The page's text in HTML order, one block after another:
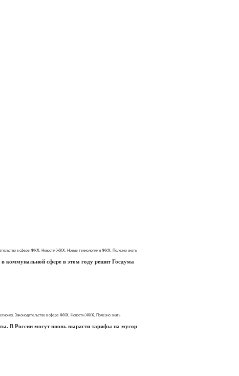
в сфере ЖКХ Новости ЖКХ Новые технологии в ЖКХ Полезно знать
в коммунальной сфере в этом году решит Госдума
Законодательство в сфере ЖКХ Новости ЖКХ Полезно знать
В России могут вновь вырасти тарифы на мусор